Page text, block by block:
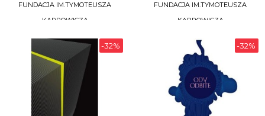
FUNDACJA IM.TYMOTEUSZA
KARPOWICZA
DO KOSZYKA
FUNDACJA IM.TYMOTEUSZA
KARPOWICZA
DO KOSZYKA
-32% -32%